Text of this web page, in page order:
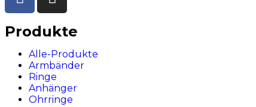
Produkte
Alle-Produkte
Armbänder
Ringe
Anhänger
Ohrringe